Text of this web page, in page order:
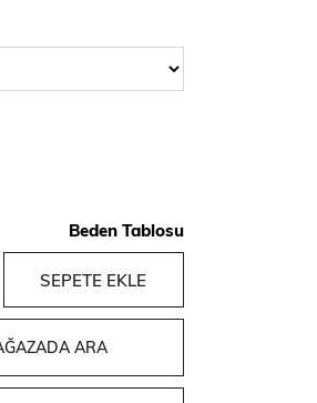
Beden Tablosu
ARA